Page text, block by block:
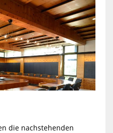
die nachstehenden